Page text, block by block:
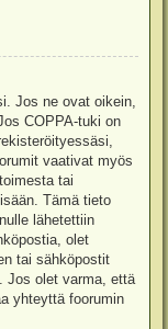
Jos ne ovat oikein,
COPPA-tuki on
vaativat myös
tai
Tämä tieto
lähetettiin
olet
tai sähköpostit
Jos olet varma, että
yhteyttä foorumin